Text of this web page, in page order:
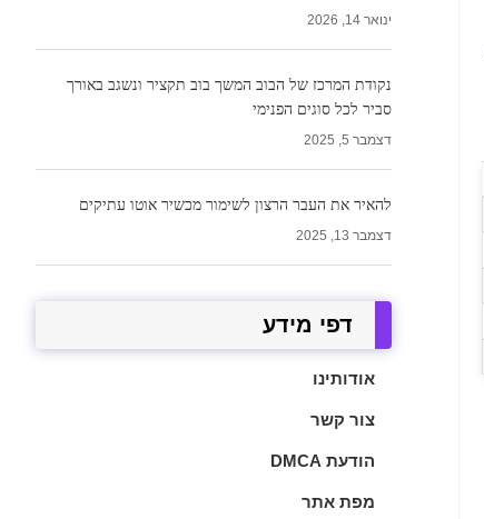
ינואר 14, 2026
נקודת המרכז של הבוב המשך בוב תקציר ונשגב באורך
סביר לכל סוגים הפנימי
דצמבר 5, 2025
להאיר את העבר הרצון לשימור מכשיר אוטו עתיקים
דצמבר 13, 2025
דפי מידע
אודותינו
צור קשר
הודעת DMCA
מפת אתר